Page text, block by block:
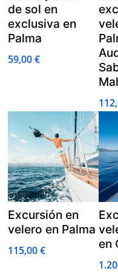
de sol en
exclusiva en
Palma
59,00€
Excursión en
velero en Palma
115,00€
en